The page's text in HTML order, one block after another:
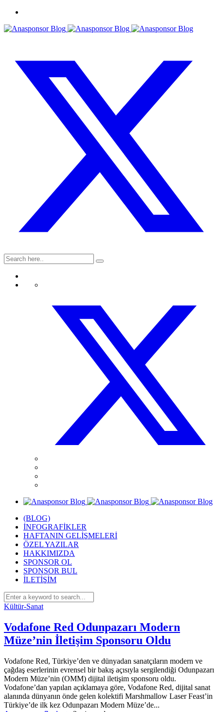
(BLOG)
İNFOGRAFİKLER
HAFTANIN GELİŞMELERİ
ÖZEL YAZILAR
HAKKIMIZDA
SPONSOR OL
SPONSOR BUL
İLETİŞİM
Kültür-Sanat
Vodafone Red Odunpazarı Modern
Müze’nin İletişim Sponsoru Oldu
Vodafone Red, Türkiye’den ve dünyadan sanatçıların modern ve
çağdaş eserlerinin evrensel bir bakış açısıyla sergilendiği Odunpazarı
Modern Müze’nin (OMM) dijital iletişim sponsoru oldu.
Vodafone’dan yapılan açıklamaya göre, Vodafone Red, dijital sanat
alanında dünyanın önde gelen kolektifi Marshmallow Laser Feast’in
Türkiye’de ilk kez Odunpazarı Modern Müze’de...